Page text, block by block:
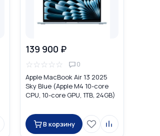
139 900 ₽
☆☆☆☆☆ 0
Apple MacBook Air 13 2025
Sky Blue (Apple M4 10-core
CPU, 10-core GPU, 1TB, 24GB)
В корзину